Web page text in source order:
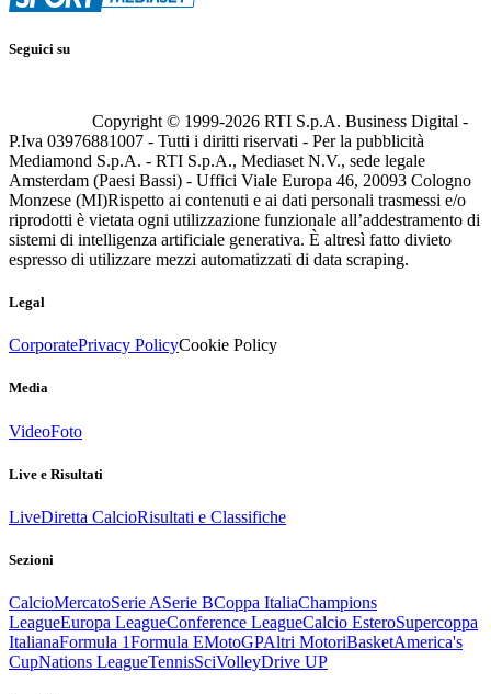
Seguici su
Copyright © 1999-2026 RTI S.p.A. Business Digital -
P.Iva 03976881007 - Tutti i diritti riservati - Per la pubblicità
Mediamond S.p.A. - RTI S.p.A., Mediaset N.V., sede legale
Amsterdam (Paesi Bassi) - Uffici Viale Europa 46, 20093 Cologno
Monzese (MI)Rispetto ai contenuti e ai dati personali trasmessi e/o
riprodotti è vietata ogni utilizzazione funzionale all’addestramento di
sistemi di intelligenza artificiale generativa. È altresì fatto divieto
espresso di utilizzare mezzi automatizzati di data scraping.
Legal
CorporatePrivacy PolicyCookie Policy
Media
VideoFoto
Live e Risultati
LiveDiretta CalcioRisultati e Classifiche
Sezioni
CalcioMercatoSerie ASerie BCoppa ItaliaChampions
LeagueEuropa LeagueConference LeagueCalcio EsteroSupercoppa
ItalianaFormula 1Formula EMotoGPAltri MotoriBasketAmerica's
CupNations LeagueTennisSciVolleyDrive UP